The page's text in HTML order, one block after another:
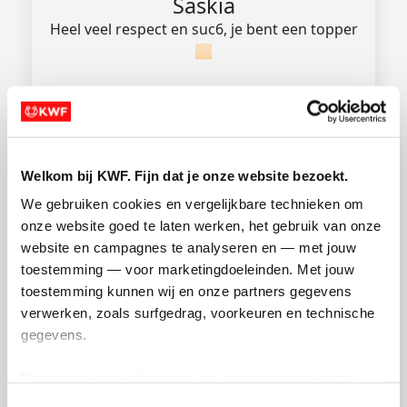
Welkom bij KWF. Fijn dat je onze website bezoekt.
We gebruiken cookies en vergelijkbare technieken om
onze website goed te laten werken, het gebruik van onze
website en campagnes te analyseren en — met jouw
toestemming — voor marketingdoeleinden. Met jouw
toestemming kunnen wij en onze partners gegevens
verwerken, zoals surfgedrag, voorkeuren en technische
gegevens.
Saskia
Heel veel respect en suc6, je bent een topper
🏻
€20.75
J V Ravesteijn
o7